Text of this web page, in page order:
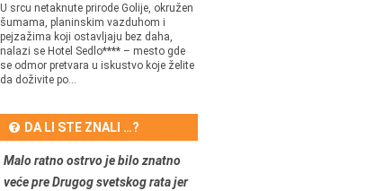
U srcu netaknute prirode Golije, okružen
šumama, planinskim vazduhom i
pejzažima koji ostavljaju bez daha,
nalazi se Hotel Sedlo**** – mesto gde
se odmor pretvara u iskustvo koje želite
da doživite po...
DA LI STE ZNALI …?
Malo ratno ostrvo je bilo znatno
veće pre Drugog svetskog rata jer